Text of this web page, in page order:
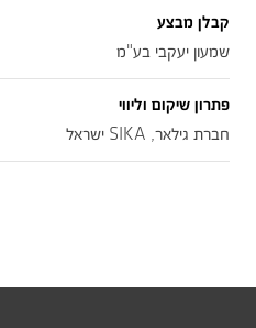
קבלן מבצע
שמעון יעקבי בע"מ
פתרון שיקום וליווי
חברת גילאר, SIKA ישראל